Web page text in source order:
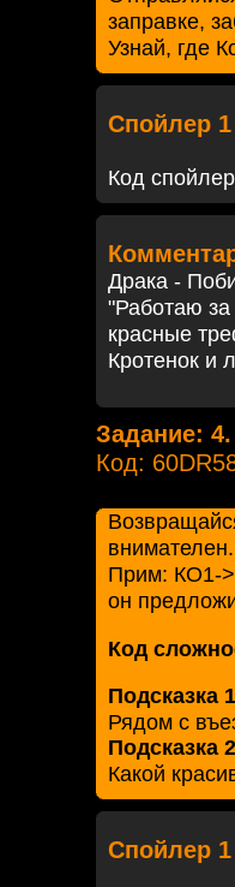
заправке,
Узнай, где
Спойлер 1
Код
Драка -
"Работаю
красные
Кротенок и
Задание:
Код:
внимателен.
Прим: КО1-
он
Код
Подсказка 1
Рядом с
Подсказка 2
Какой
Спойлер 1